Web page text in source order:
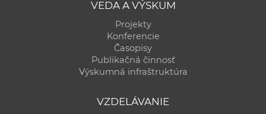
VEDA A VÝSKUM
Projekty
Konferencie
Časopisy
Publikačná činnosť
Výskumná infraštruktúra
VZDELÁVANIE